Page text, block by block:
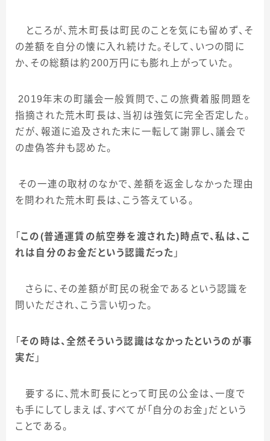
ところが、荒木町長は町民のことを気にも留めず、そ
の差額を自分の懐に入れ続けた。そして、いつの間に
か、その総額は約 200万円にも膨れ上がっていた。
2019年末の町議会一般質問で、この旅費着服問題を
指摘された荒木町長は、当初は強気に完全否定した。
だが、報道に追及された末に一転して謝罪し、議会で
の虚偽答弁も認めた。
その一連の取材のなかで、差額を返金しなかった理由
を問われた荒木町長は、こう答えている。
「 この(普通運賃の航空券を渡された) 時点で、私は、こ
れは自分のお金だという認識だった 」
さらに、その差額が町民の税金であるという認識を
問いただされ、こう言い切った。
「その時は、全然そういう認識はなかったというのが事
実だ 」
要するに、荒木町長にとって町民の公金は、一度で
も手にしてしまえば、すべてが「自分のお金」だという
ことである。